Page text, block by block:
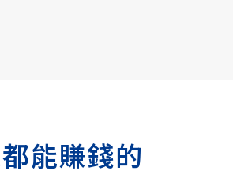
能賺錢的